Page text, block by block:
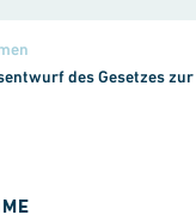
des Gesetzes